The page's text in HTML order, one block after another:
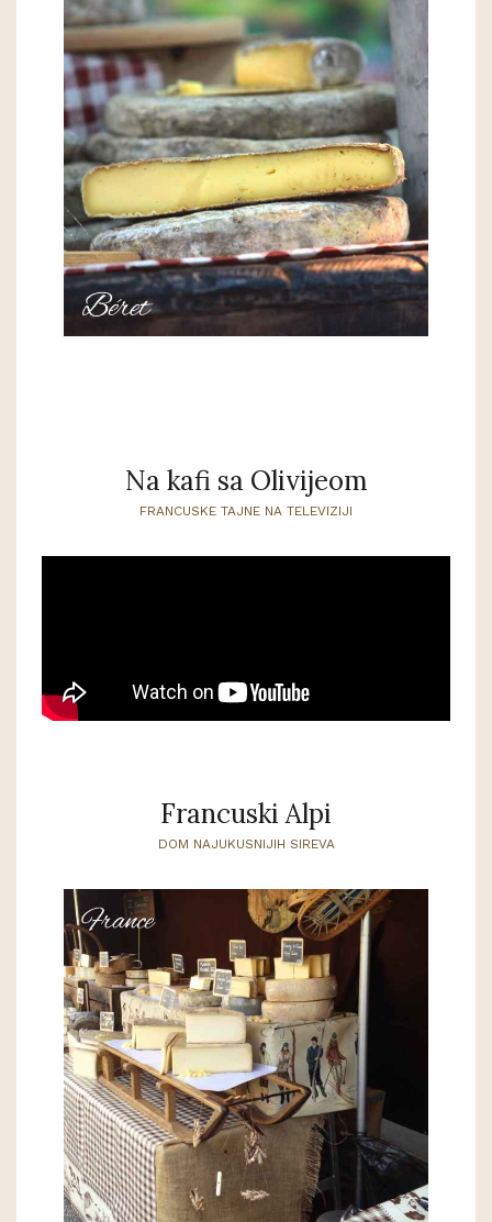
Na kafi sa Olivijeom
FRANCUSKE TAJNE NA TELEVIZIJI
Francuski Alpi
DOM NAJUKUSNIJIH SIREVA